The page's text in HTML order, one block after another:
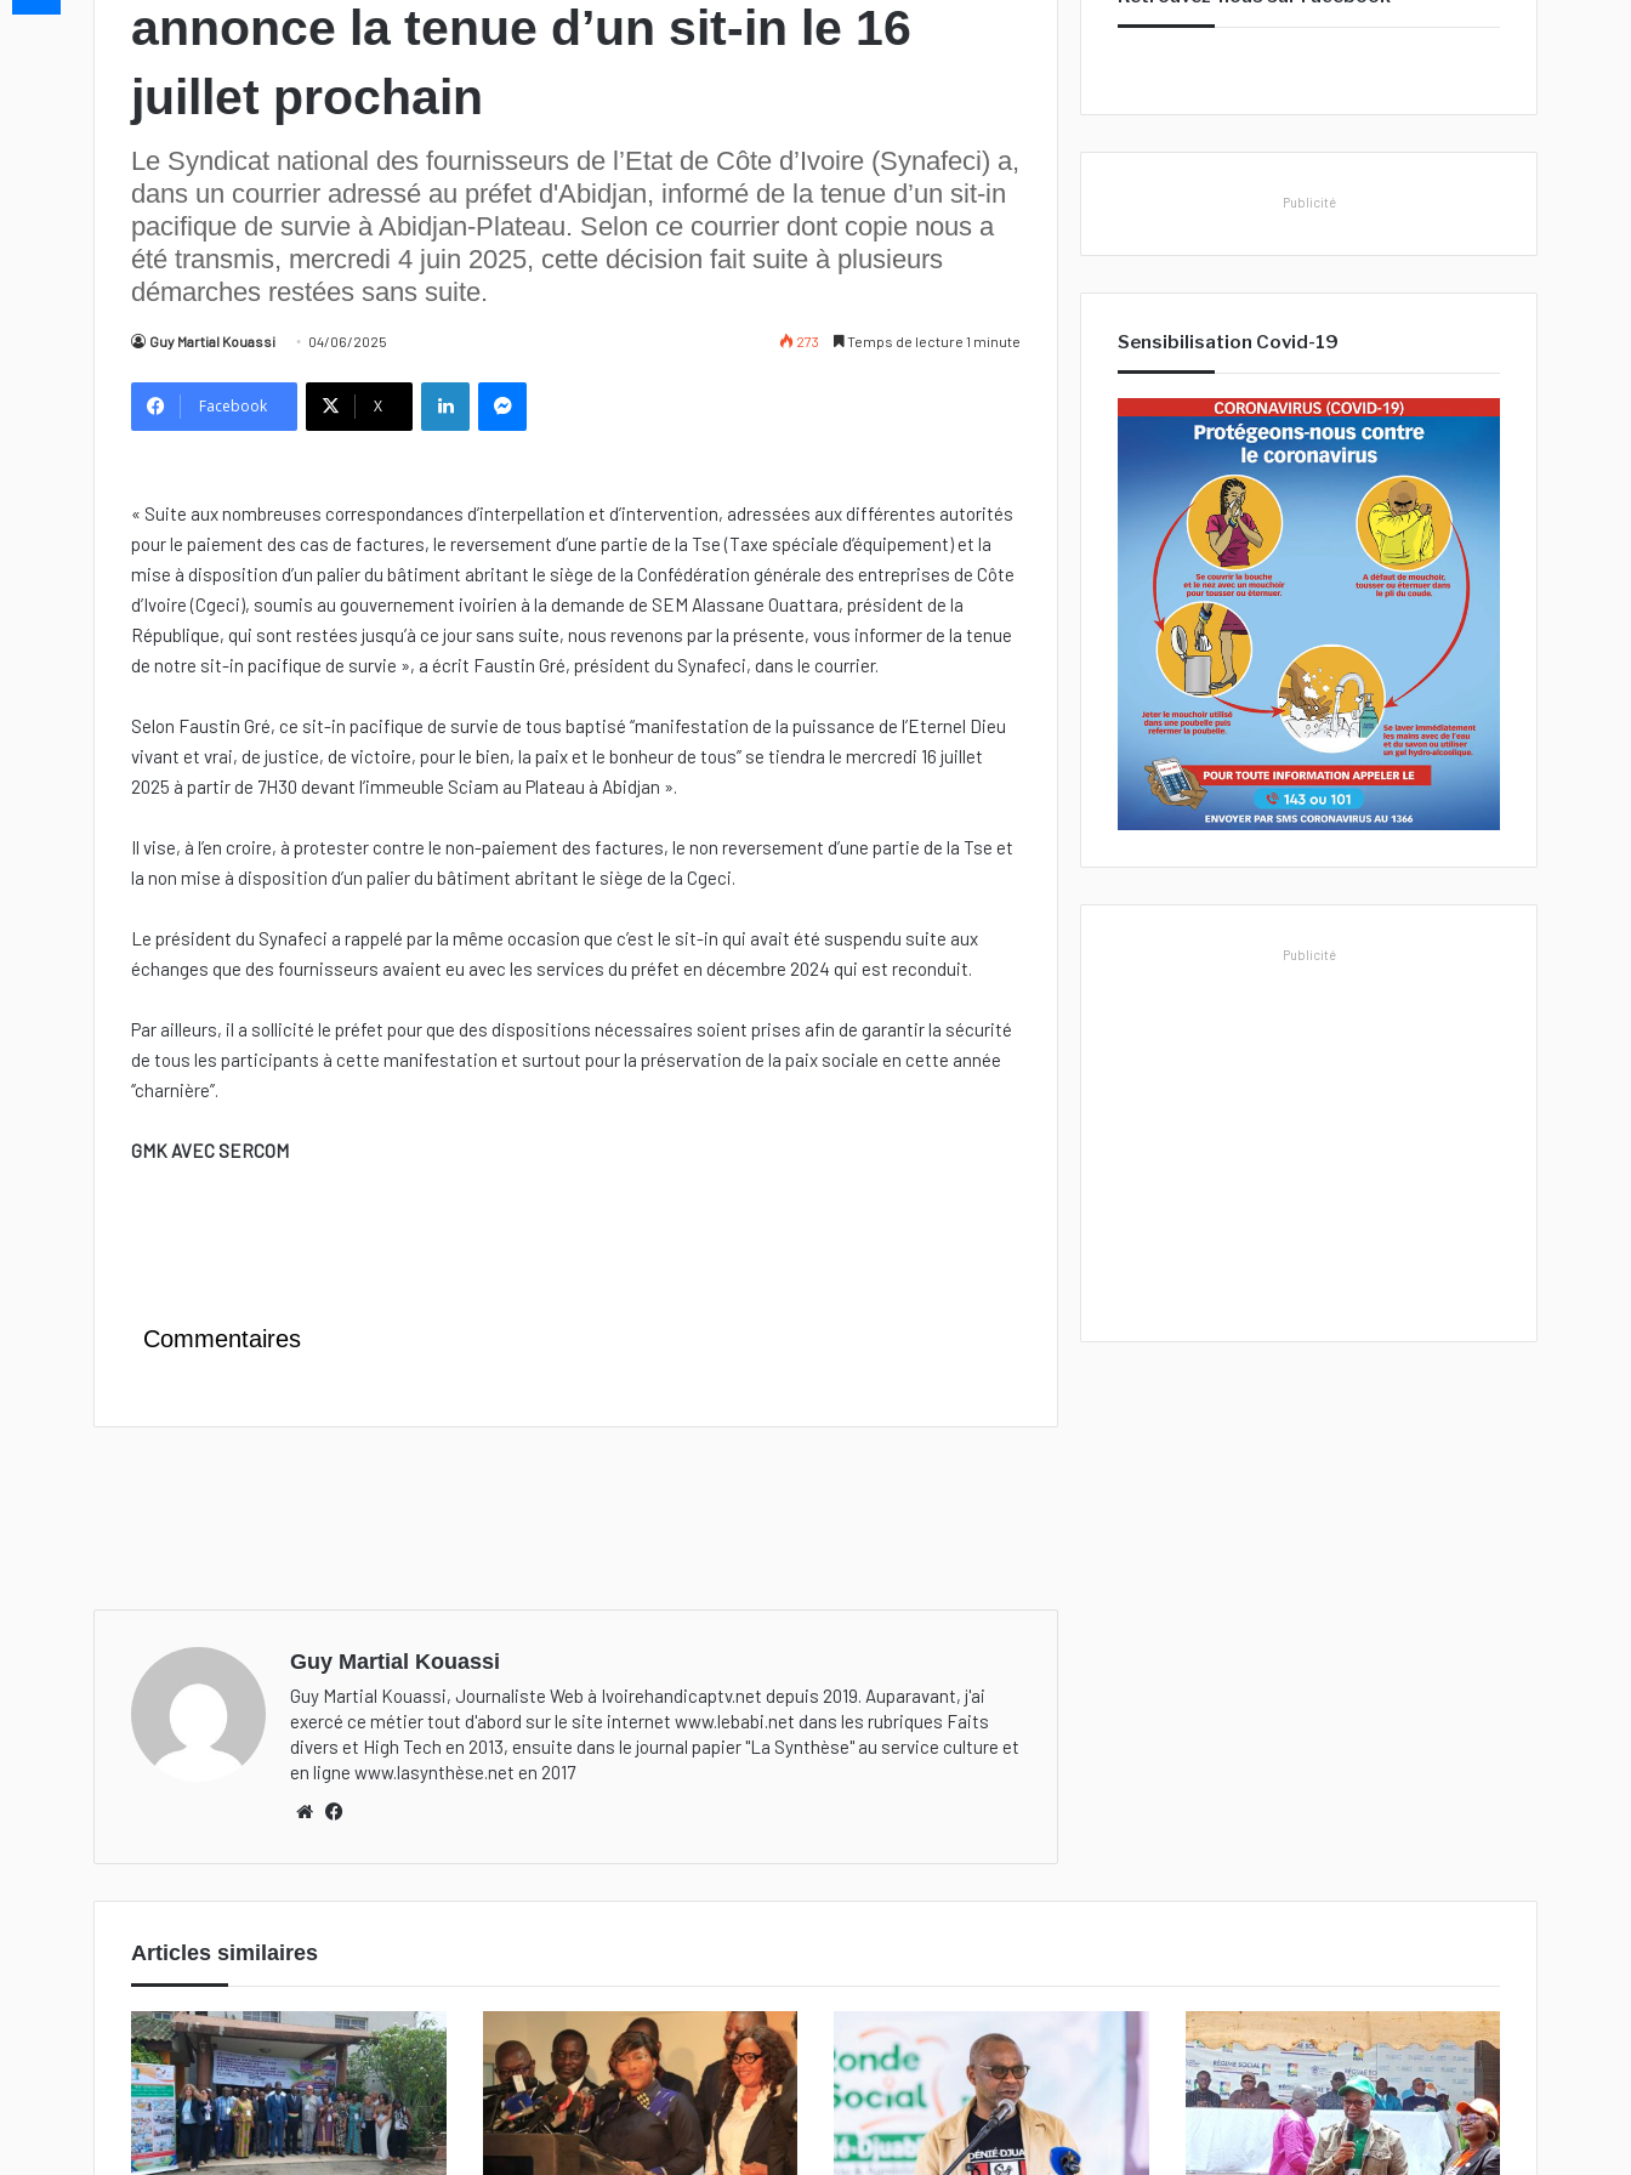
annonce la tenue d’un sit-in le 16
juillet prochain
Le Syndicat national des fournisseurs de l’Etat de Côte d’Ivoire (Synafeci) a,
dans un courrier adressé au préfet d'Abidjan, informé de la tenue d’un sit-in
pacifique de survie à Abidjan-Plateau. Selon ce courrier dont copie nous a
été transmis, mercredi 4 juin 2025, cette décision fait suite à plusieurs
démarches restées sans suite.
Guy Martial Kouassi 04/06/2025 273 Temps de lecture 1 minute
Facebook X
Linkedin
« Suite aux nombreuses correspondances d’interpellation et d’intervention, adressées aux différentes autorités
pour le paiement des cas de factures, le reversement d’une partie de la Tse (Taxe spéciale d’équipement) et la
mise à disposition d’un palier du bâtiment abritant le siège de la Confédération générale des entreprises de Côte
d’Ivoire (Cgeci), soumis au gouvernement ivoirien à la demande de SEM Alassane Ouattara, président de la
République, qui sont restées jusqu’à ce jour sans suite, nous revenons par la présente, vous informer de la tenue
de notre sit-in pacifique de survie », a écrit Faustin Gré, président du Synafeci, dans le courrier.
Selon Faustin Gré, ce sit-in pacifique de survie de tous baptisé ‘‘manifestation de la puissance de l’Eternel Dieu
vivant et vrai, de justice, de victoire, pour le bien, la paix et le bonheur de tous’’ se tiendra le mercredi 16 juillet
2025 à partir de 7H30 devant l’immeuble Sciam au Plateau à Abidjan ».
Il vise, à l’en croire, à protester contre le non-paiement des factures, le non reversement d’une partie de la Tse et
la non mise à disposition d’un palier du bâtiment abritant le siège de la Cgeci.
Le président du Synafeci a rappelé par la même occasion que c’est le sit-in qui avait été suspendu suite aux
échanges que des fournisseurs avaient eu avec les services du préfet en décembre 2024 qui est reconduit.
Par ailleurs, il a sollicité le préfet pour que des dispositions nécessaires soient prises afin de garantir la sécurité
de tous les participants à cette manifestation et surtout pour la préservation de la paix sociale en cette année
‘’charnière’’.
GMK AVEC SERCOM
Commentaires
Guy Martial Kouassi
Guy Martial Kouassi, Journaliste Web à Ivoirehandicaptv.net depuis 2019. Auparavant, j'ai
exercé ce métier tout d'abord sur le site internet www.lebabi.net dans les rubriques Faits
divers et High Tech en 2013, ensuite dans le journal papier ''La Synthèse'' au service culture et
en ligne www.lasynthèse.net en 2017
We
te ook
:
Publicité
Sensibilisation Covid-19
Publicité
Articles similaires